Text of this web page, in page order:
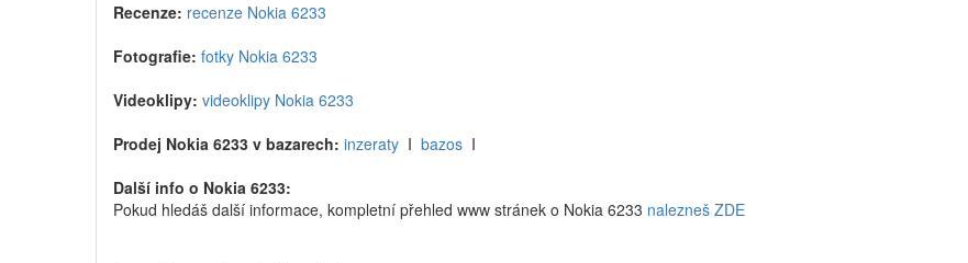
Recenze: recenze Nokia 6233
Fotografie: fotky Nokia 6233
Videoklipy: videoklipy Nokia 6233
Prodej Nokia 6233 v bazarech: inzeraty I bazos I
Další info o Nokia 6233:
Pokud hledáš další informace, kompletní přehled www stránek o Nokia 6233 nalezneš ZDE